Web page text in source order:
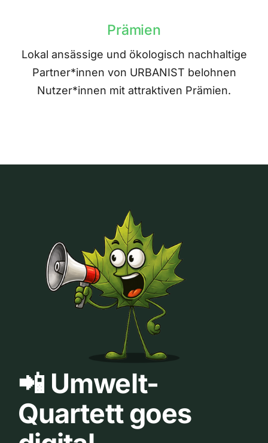
Prämien
Lokal ansässige und ökologisch nachhaltige
Partner*innen von URBANIST belohnen
Nutzer*innen mit attraktiven Prämien.
📲 Umwelt-
Quartett goes